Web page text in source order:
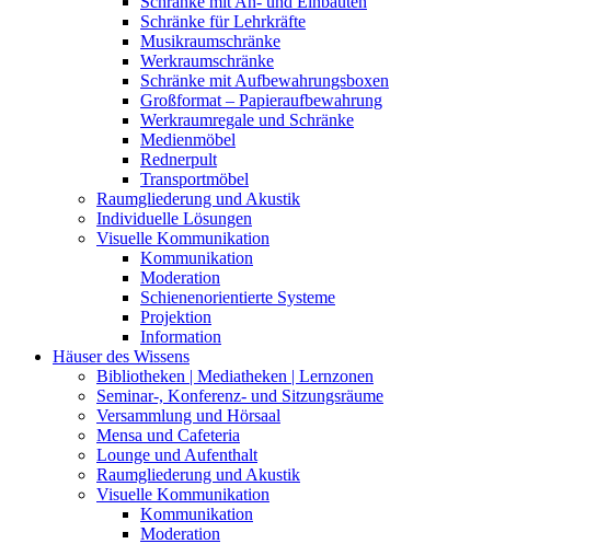
Schränke für Lehrkräfte
Musikraumschränke
Werkraumschränke
Schränke mit Aufbewahrungsboxen
Großformat – Papieraufbewahrung
Werkraumregale und Schränke
Medienmöbel
Rednerpult
Transportmöbel
Raumgliederung und Akustik
Individuelle Lösungen
Visuelle Kommunikation
Kommunikation
Moderation
Schienenorientierte Systeme
Projektion
Information
Häuser des Wissens
Bibliotheken | Mediatheken | Lernzonen
Seminar-, Konferenz- und Sitzungsräume
Versammlung und Hörsaal
Mensa und Cafeteria
Lounge und Aufenthalt
Raumgliederung und Akustik
Visuelle Kommunikation
Kommunikation
Moderation